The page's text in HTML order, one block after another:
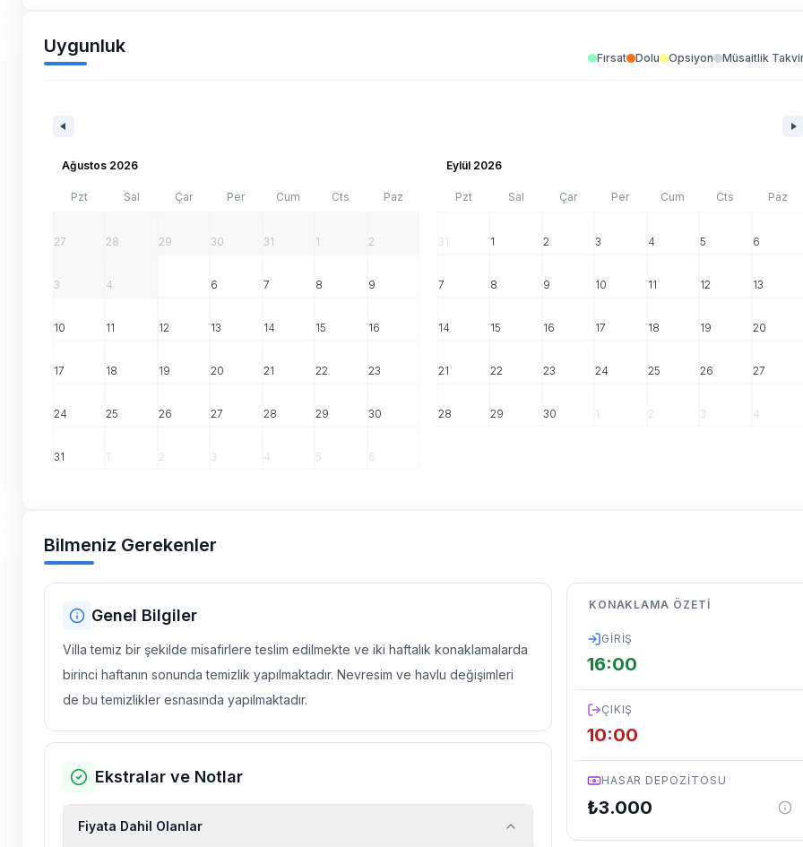
Uygunluk
Fırsat Dolu Opsiyon Müsaitlik
Ağustos 2026
Pzt Sal Çar Per Cum Cts Paz
27 28 29 30 31 1 2
3 4 6 7 8 9
10 11 12 13 14 15 16
17 18 19 20 21 22 23
24 25 26 27 28 29 30
31 1 2 3 4 5 6
Eylül 2026
Pzt Sal Çar Per Cum Cts Paz
31 1 2 3 4 5 6
7 8 9 10 11 12 13
14 15 16 17 18 19 20
21 22 23 24 25 26 27
28 29 30 1 2 3 4
Bilmeniz Gerekenler
Genel Bilgiler
Villa temiz bir şekilde misafirlere teslim edilmekte ve iki haftalık konaklamalarda
birinci haftanın sonunda temizlik yapılmaktadır. Nevresim ve havlu değişimleri
de bu temizlikler esnasında yapılmaktadır.
Ekstralar ve Notlar
Fiyata Dahil Olanlar
KONAKLAMA ÖZETI
GIRIŞ
16:00
ÇIKIŞ
10:00
HASAR DEPOZITOSU
₺3.000